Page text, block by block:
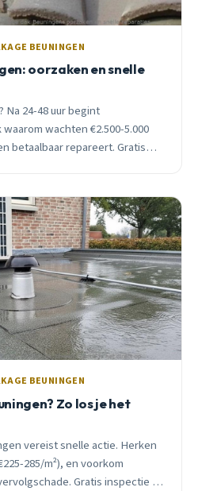
BEUNINGEN
oorzaken en snelle
Na 24-48 uur begint
wachten €2.500-5.000
betaalbaar repareert. Gratis
BEUNINGEN
Zo los je het
vereist snelle actie. Herken
285/m²), en voorkom
Gratis inspectie en